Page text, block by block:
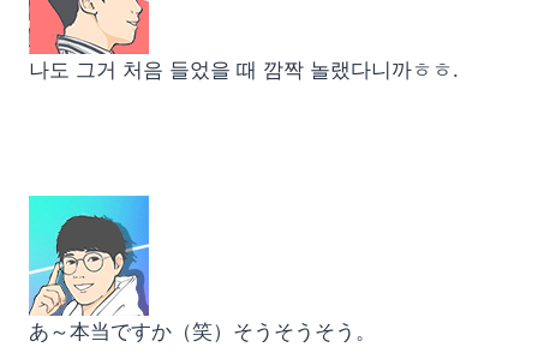
나도 그거 처음 들었을 때 깜짝 놀랬다니까ㅎㅎ.
あ～本当ですか（笑）そうそうそう。